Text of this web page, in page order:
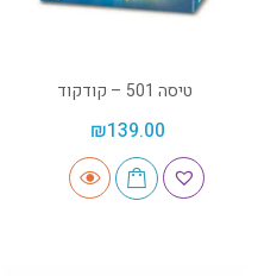
טיסה 501 – קודקוד
₪139.00